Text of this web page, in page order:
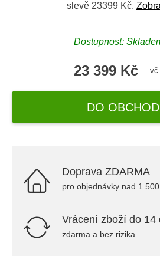
slevě 23399 Kč.
Dostupnost:
23 399 Kč
DO
Doprava ZDARMA
pro objednávky nad
Vrácení zboží do 14
zdarma a bez rizika